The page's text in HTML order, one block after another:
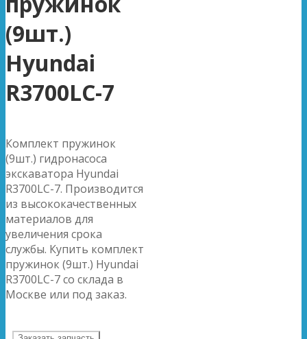
(9шт.)
Hyundai
R3700LC-7
Комплект пружинок
(9шт.) гидронасоса
экскаватора Hyundai
R3700LC-7. Производится
из высококачественных
материалов для
увеличения срока
службы. Купить комплект
пружинок (9шт.) Hyundai
R3700LC-7 со склада в
Москве или под заказ.